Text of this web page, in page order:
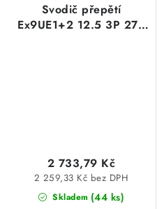
Svodič přepětí
Ex9UE1+2 12.5 3P 275
Skladem (44 ks)
2 259,33 Kč bez DPH
2 733,79 Kč